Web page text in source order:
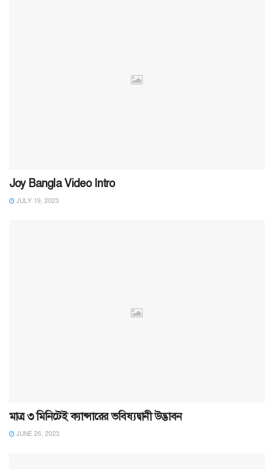
Joy Bangla Video Intro
JULY 19, 2023
মাত্র ৩ মিনিটেই ক্যান্সারের ভবিষ্যদ্বানী উদ্ভাবন
JUNE 26, 2023